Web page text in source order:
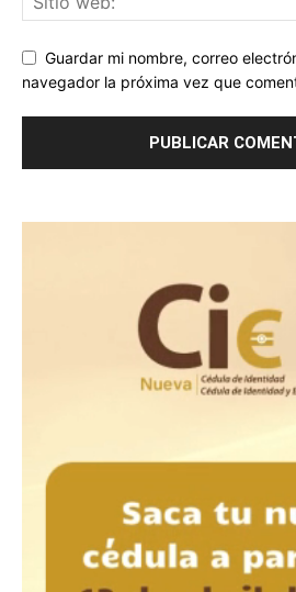
Guardar mi nombre, correo
navegador la próxima vez que